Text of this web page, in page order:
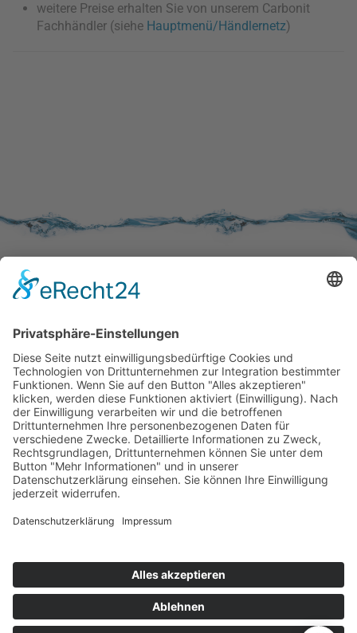
weitere Preise erhalten Sie von unserem Carbonit
Fachhändler (siehe Hauptmenü/Händlernetz)
Kundenzufriedenheit
WISSENSWERTES
Broschüren
Aktivkohle
Wer filtert was
Zertifizierungen
KONTAKT
Kontaktformular
Impressum
Datenschutzerklärung
RechtlichesAVB
Nachhaltigkeit